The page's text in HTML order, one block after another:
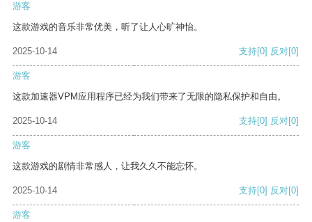
游客
这款游戏的音乐非常优美，听了让人心旷神怡。
2025-10-14 支持[0] 反对[0]
游客
这款加速器VPM应用程序已经为我们带来了无限的隐私保护和自由。
2025-10-14 支持[0] 反对[0]
游客
这款游戏的剧情非常感人，让我久久不能忘怀。
2025-10-14 支持[0] 反对[0]
游客